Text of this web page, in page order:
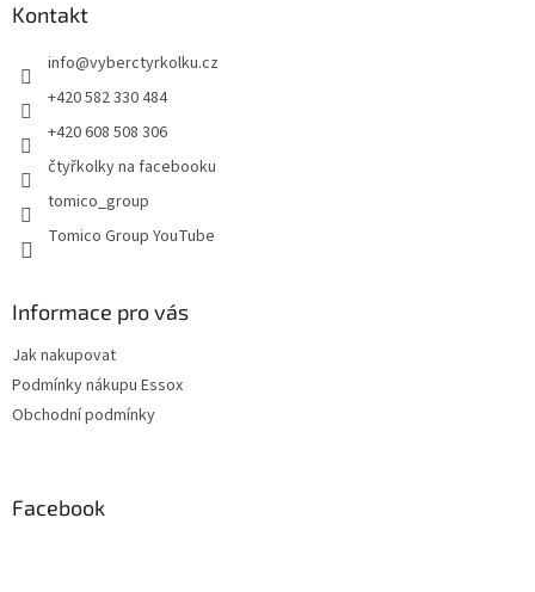
Kontakt
info@vyberctyrkolku.cz
+420 582 330 484
+420 608 508 306
čtyřkolky na facebooku
tomico_group
Tomico Group YouTube
Informace pro vás
Jak nakupovat
Podmínky nákupu Essox
Obchodní podmínky
Facebook